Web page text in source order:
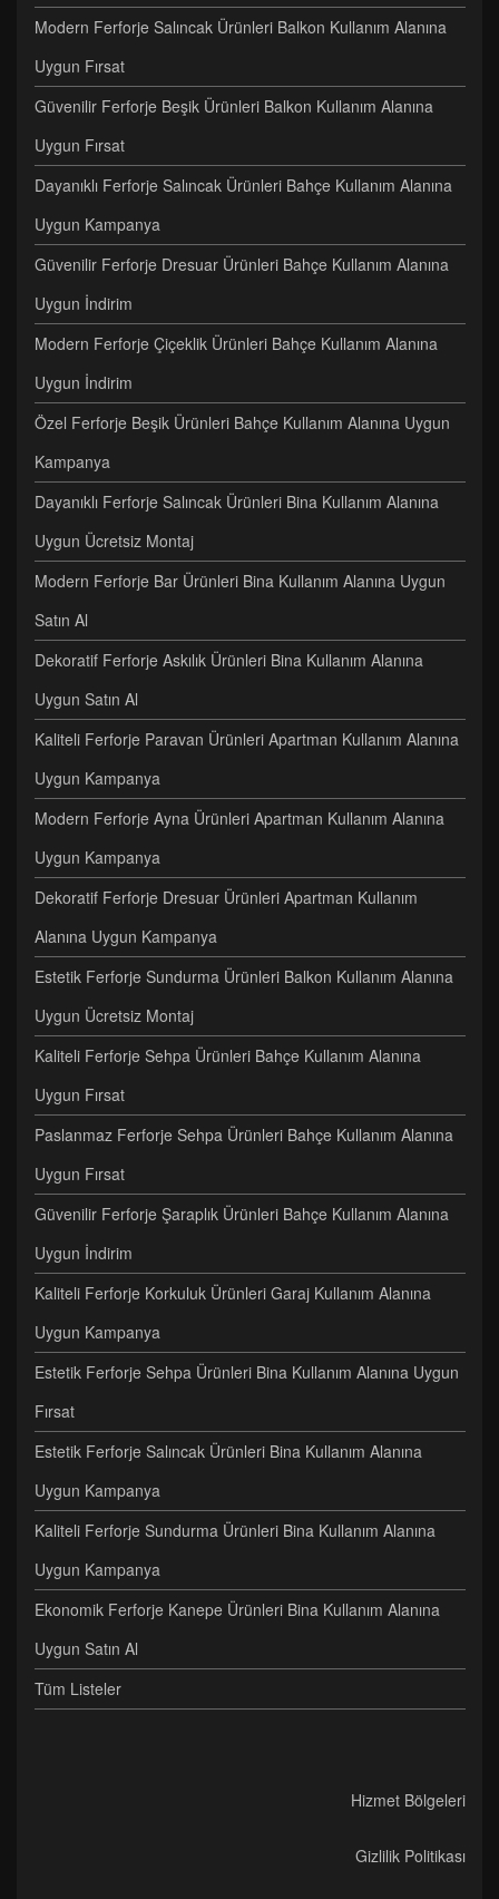
Modern Ferforje Salıncak Ürünleri Balkon Kullanım Alanına
Uygun Fırsat
Güvenilir Ferforje Beşik Ürünleri Balkon Kullanım Alanına
Uygun Fırsat
Dayanıklı Ferforje Salıncak Ürünleri Bahçe Kullanım Alanına
Uygun Kampanya
Güvenilir Ferforje Dresuar Ürünleri Bahçe Kullanım Alanına
Uygun İndirim
Modern Ferforje Çiçeklik Ürünleri Bahçe Kullanım Alanına
Uygun İndirim
Özel Ferforje Beşik Ürünleri Bahçe Kullanım Alanına Uygun
Kampanya
Dayanıklı Ferforje Salıncak Ürünleri Bina Kullanım Alanına
Uygun Ücretsiz Montaj
Modern Ferforje Bar Ürünleri Bina Kullanım Alanına Uygun
Satın Al
Dekoratif Ferforje Askılık Ürünleri Bina Kullanım Alanına
Uygun Satın Al
Kaliteli Ferforje Paravan Ürünleri Apartman Kullanım Alanına
Uygun Kampanya
Modern Ferforje Ayna Ürünleri Apartman Kullanım Alanına
Uygun Kampanya
Dekoratif Ferforje Dresuar Ürünleri Apartman Kullanım
Alanına Uygun Kampanya
Estetik Ferforje Sundurma Ürünleri Balkon Kullanım Alanına
Uygun Ücretsiz Montaj
Kaliteli Ferforje Sehpa Ürünleri Bahçe Kullanım Alanına
Uygun Fırsat
Paslanmaz Ferforje Sehpa Ürünleri Bahçe Kullanım Alanına
Uygun Fırsat
Güvenilir Ferforje Şaraplık Ürünleri Bahçe Kullanım Alanına
Uygun İndirim
Kaliteli Ferforje Korkuluk Ürünleri Garaj Kullanım Alanına
Uygun Kampanya
Estetik Ferforje Sehpa Ürünleri Bina Kullanım Alanına Uygun
Fırsat
Estetik Ferforje Salıncak Ürünleri Bina Kullanım Alanına
Uygun Kampanya
Kaliteli Ferforje Sundurma Ürünleri Bina Kullanım Alanına
Uygun Kampanya
Ekonomik Ferforje Kanepe Ürünleri Bina Kullanım Alanına
Uygun Satın Al
Tüm Listeler
Hizmet Bölgeleri
Gizlilik Politikası